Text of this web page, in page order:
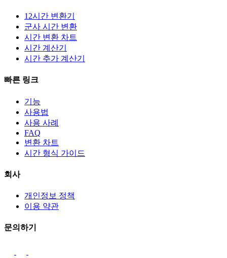
12시간 변환기
군사 시간 변환
시간 변환 차트
시간 계산기
시간 추가 계산기
빠른 링크
기능
사용법
사용 사례
FAQ
변환 차트
시간 형식 가이드
회사
개인정보 정책
이용 약관
문의하기